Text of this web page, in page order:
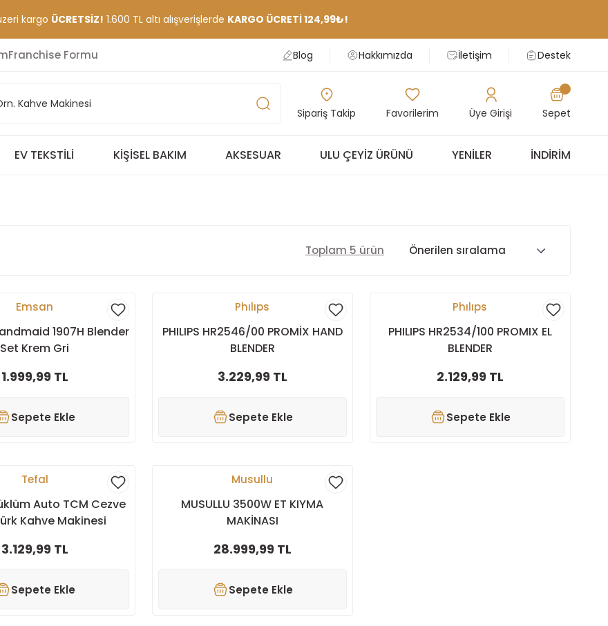
kargo ÜCRETSİZ! 1.600 TL altı alışverişlerde KARGO ÜCRETİ 124,99₺!
Franchise Formu Blog Hakkımızda İletişim Destek
Sipariş Takip Favorilerim Üye Girişi Sepet
EV TEKSTILI KIŞISEL BAKIM AKSESUAR ULU ÇEYIZ ÜRÜNÜ YENILER İNDIRIM
Toplam 5 ürün
Emsan
1907H Blender
Set Krem Gri
1.999,99 TL
Sepete Ekle
Phılıps
PHILIPS HR2546/00 PROMİX HAND
BLENDER
3.229,99 TL
Sepete Ekle
Phılıps
PHILIPS HR2534/100 PROMIX EL
BLENDER
2.129,99 TL
Sepete Ekle
Tefal
Auto TCM Cezve
Kahve Makinesi
3.129,99 TL
Sepete Ekle
Musullu
MUSULLU 3500W ET KIYMA
MAKİNASI
28.999,99 TL
Sepete Ekle